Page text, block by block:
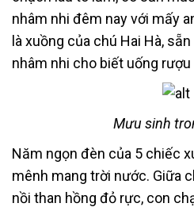
nhâm nhi đêm nay với mấy
là xuồng của chú Hai Hà,
nhâm nhi cho biết uống
Mưu sinh
Năm ngọn đèn của 5 chiếc
mênh mang trời nước. Giữa
nồi than hồng đỏ rực, con